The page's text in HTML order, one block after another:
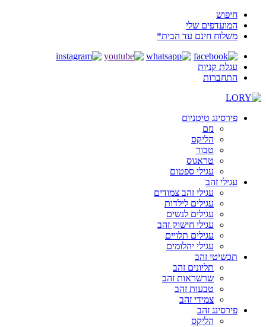
חיפוש
המועדפים שלי
משלוח חינם עד הבית*
עגלת קניות
התחברות
פירסינג טיטניום
נזם
הליקס
טבור
טראגוס
עגילי ספטום
עגילי זהב
עגילי זהב צמודים
עגילים לילדות
עגילים לנשים
עגילי חישוק זהב
עגילים תלויים
עגילי יהלומים
תכשיטי זהב
תליונים זהב
שרשראות זהב
טבעות זהב
צמידי זהב
פירסינג זהב
הליקס